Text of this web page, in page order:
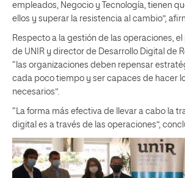
empleados, Negocio y Tecnología, tienen
ellos y superar la resistencia al cambio”,
Respecto a la gestión de las operaciones, el
de UNIR y director de Desarrollo Digital de
“las organizaciones deben repensar
cada poco tiempo y ser capaces de hacer
necesarios”.
“La forma más efectiva de llevar a cabo la
digital es a través de las operaciones”,